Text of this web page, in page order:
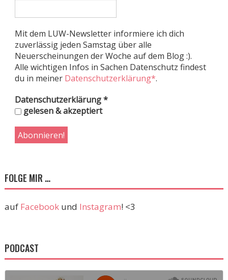
Mit dem LUW-Newsletter informiere ich dich
zuverlässig jeden Samstag über alle
Neuerscheinungen der Woche auf dem Blog :).
Alle wichtigen Infos in Sachen Datenschutz findest
du in meiner Datenschutzerklärung*.
Datenschutzerklärung*
gelesen & akzeptiert
FOLGE MIR …
auf Facebookund Instagram! <3
PODCAST